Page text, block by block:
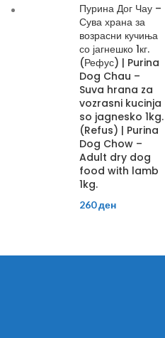
Пурина Дог Чау –
Сува храна за
возрасни кучиња
со јагнешко 1кг.
(Рефус) | Purina
Dog Chau –
Suva hrana za
vozrasni kucinja
so jagnesko 1kg.
(Refus) | Purina
Dog Chow –
Adult dry dog
food with lamb
1kg.
260ден